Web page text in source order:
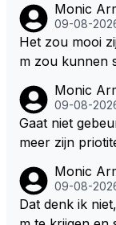
Monic
09-08-
Het zou mooi
m zou kunnen
Monic
09-08-
Gaat niet
meer zijn
Monic
09-08-
Dat denk ik